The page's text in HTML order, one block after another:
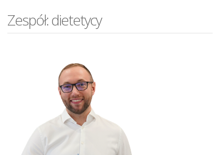
Zespół: dietetycy